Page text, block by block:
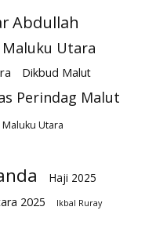
Abdullah
Maluku Utara
Dikbud Malut
Perindag Malut
Maluku Utara
Haji 2025
2025 Ikbal Ruray